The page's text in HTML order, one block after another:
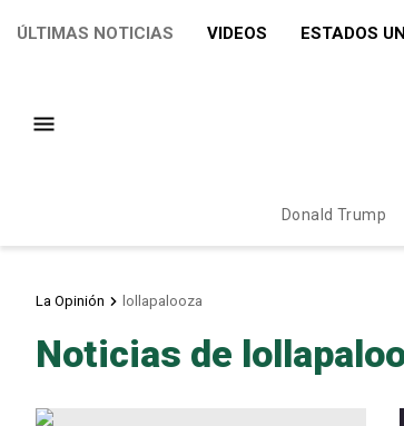
ÚLTIMAS NOTICIAS VIDEOS ESTADOS
Donald Trump
La Opinión lollapalooza
Noticias de